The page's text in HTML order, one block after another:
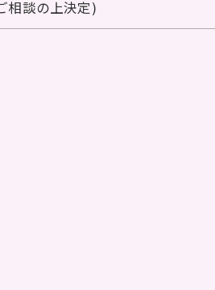
相談の上決定)